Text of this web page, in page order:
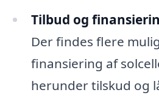
Tilbud og
Der findes flere
finansiering af
herunder tilskud og